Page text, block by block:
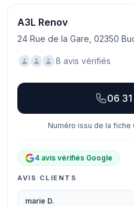
A3L Renov
24 Rue de la Gare, 02350
8 avis vérifiés
06
Numéro issu de la
4 avis vérifiés Google
AVIS CLIENTS
marie D.